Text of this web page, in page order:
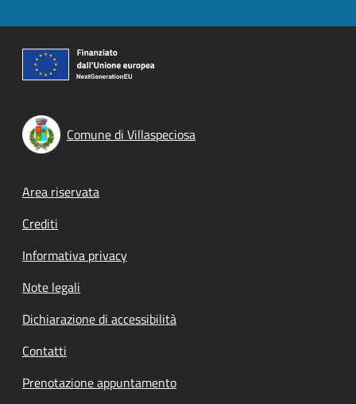
Comune di Villaspeciosa
Footer menu
Area riservata
Crediti
Informativa privacy
Note legali
Dichiarazione di accessibilità
Contatti
Prenotazione appuntamento